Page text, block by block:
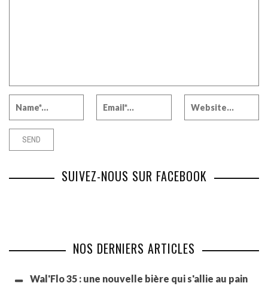
SUIVEZ-NOUS SUR FACEBOOK
NOS DERNIERS ARTICLES
Wal'Flo 35 : une nouvelle bière qui s'allie au pain